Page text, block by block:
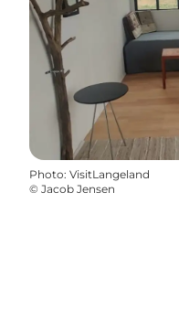
Photo: VisitLangeland
© Jacob Jensen